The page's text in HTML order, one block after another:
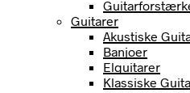
Guitarer
Akustiske
Banjoer
Elguitarer
Klassiske